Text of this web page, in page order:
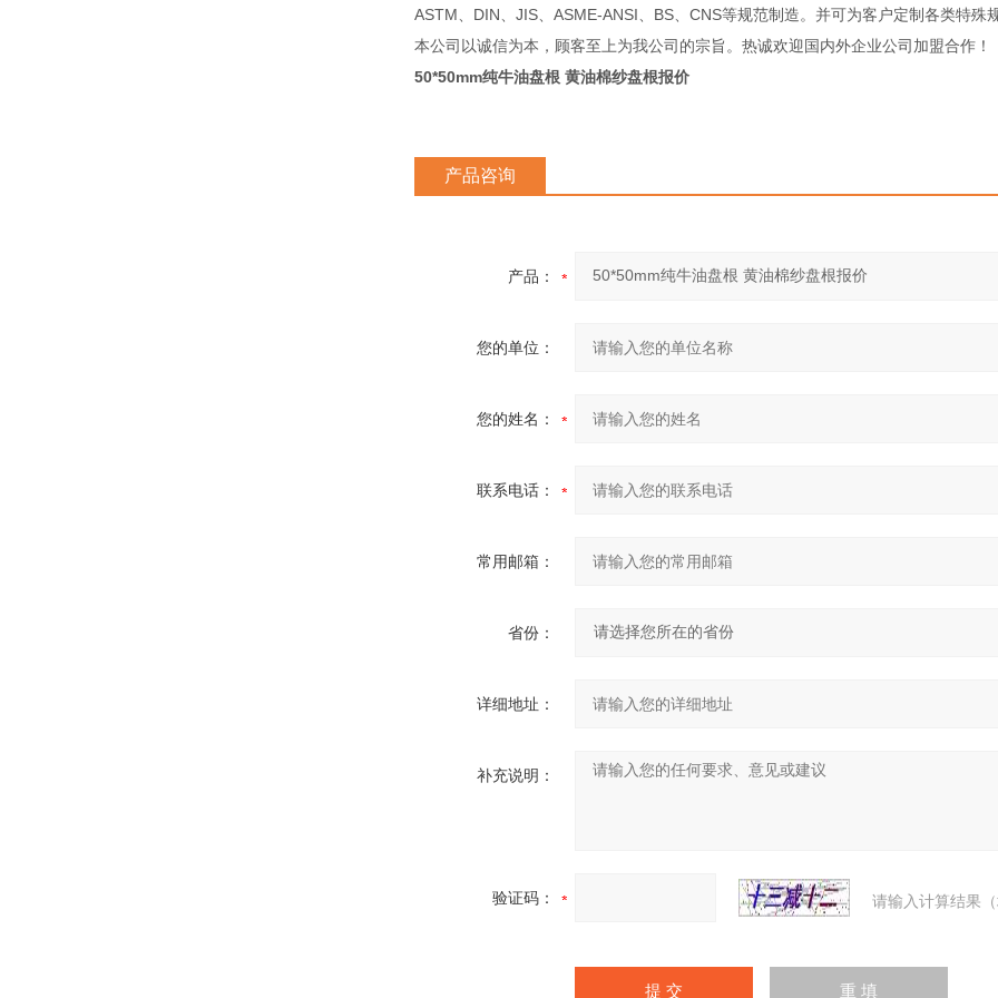
ASTM、DIN、JIS、ASME-ANSI、BS、CNS等规范制造。并可为客户定制各类特殊
本公司以诚信为本，顾客至上为我公司的宗旨。热诚欢迎国内外企业公司加盟合作！
50*50mm纯牛油盘根 黄油棉纱盘根报价
产品咨询
产品：
您的单位：
您的姓名：
联系电话：
常用邮箱：
省份：
详细地址：
补充说明：
验证码： 请输入计算结果